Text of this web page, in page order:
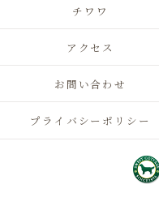
チワワ
アクセス
お問い合わせ
プライバシーポリシー